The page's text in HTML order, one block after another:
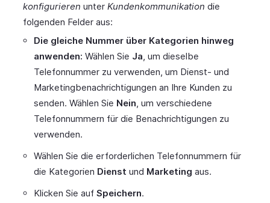
konfigurieren unter Kundenkommunikation die
folgenden Felder aus:
Die gleiche Nummer über Kategorien hinweg
anwenden: Wählen Sie Ja, um dieselbe
Telefonnummer zu verwenden, um Dienst- und
Marketingbenachrichtigungen an Ihre Kunden zu
senden. Wählen Sie Nein, um verschiedene
Telefonnummern für die Benachrichtigungen zu
verwenden.
Wählen Sie die erforderlichen Telefonnummern für
die Kategorien Dienst und Marketing aus.
Klicken Sie auf Speichern.